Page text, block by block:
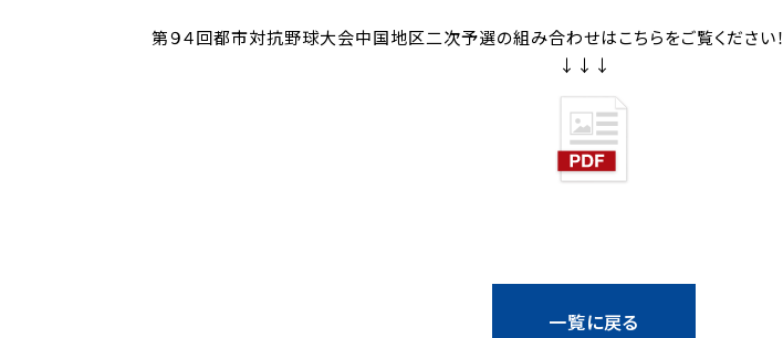
第９４回都市対抗野球大会中国地区二次予選の組み合わせはこちらをご覧ください！
↓↓↓
一覧に戻る